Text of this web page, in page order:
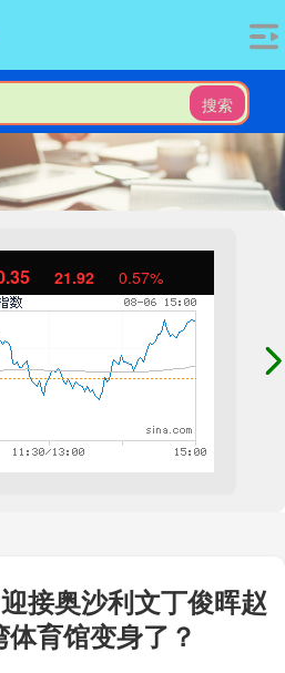
搜索
21.92 0.57%
接奥沙利文丁俊晖赵
育馆变身了？